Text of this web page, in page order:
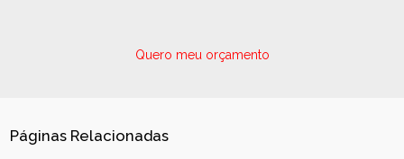
Quero meu orçamento
Páginas Relacionadas